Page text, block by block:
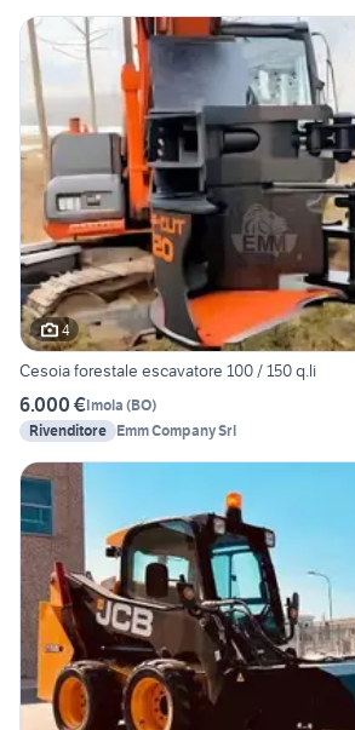
4
Cesoia forestale escavatore 100 / 150 q.li
6.000 €Imola (BO)
Rivenditore Emm Company Srl